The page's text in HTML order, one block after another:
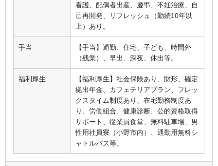
看護、配偶者出産、慶弔、不妊治療、自
己再開発、リフレッシュ（勤続10年以
上）あり。
手当
【手当】通勤、住宅、子ども、時間外
（残業）、早出、深夜、休出等。
福利厚生
【福利厚生】社会保険あり、財形、確定
拠出年金、カフェテリアプラン、フレッ
クスタイム制度あり、在宅勤務制度あ
り、労働組合、健康診断、公的資格取得
サポート、従業員食堂、無料駐車場、男
性用社員寮（小野市内）、通勤用無料シ
ャトルバス等。